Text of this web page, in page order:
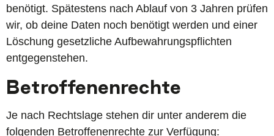
benötigt. Spätestens nach Ablauf von 3 Jahren prüfen
wir, ob deine Daten noch benötigt werden und einer
Löschung gesetzliche Aufbewahrungspflichten
entgegenstehen.
Betroffenenrechte
Je nach Rechtslage stehen dir unter anderem die
folgenden Betroffenenrechte zur Verfügung: